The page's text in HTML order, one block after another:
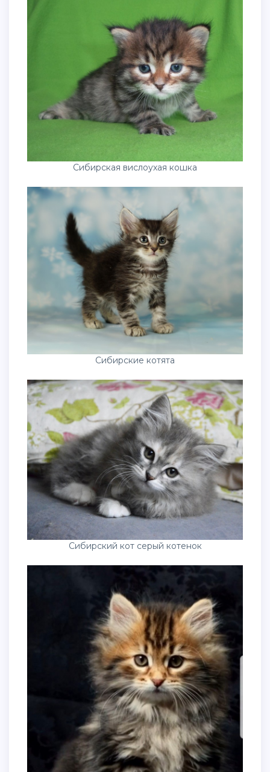
Сибирская вислоухая кошка
Сибирские котята
Сибирский кот серый котенок